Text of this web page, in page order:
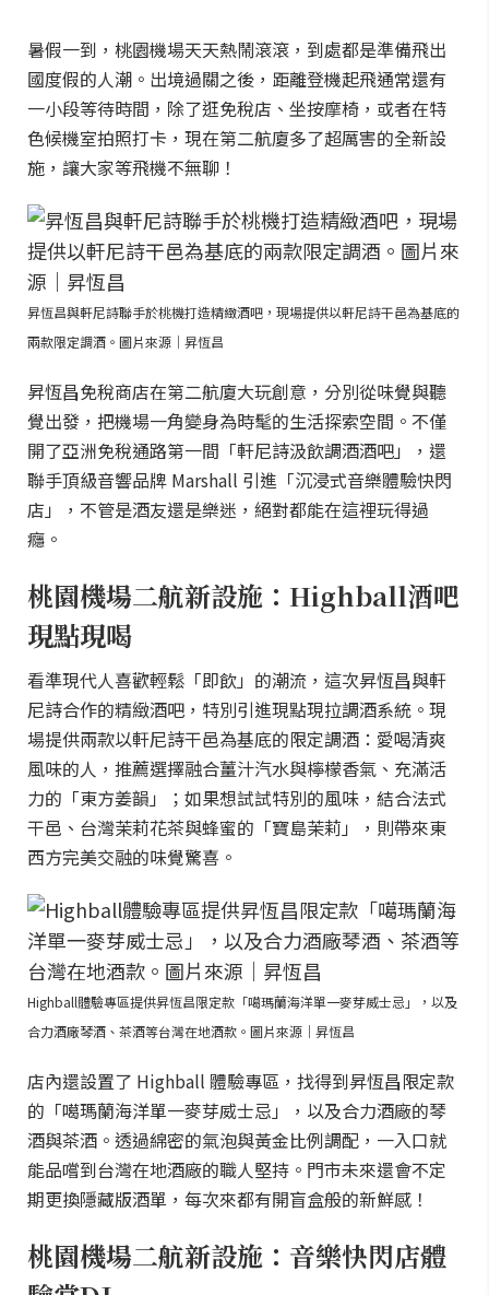
暑假一到，桃園機場天天熱鬧滾滾，到處都是準備飛出
國度假的人潮。出境過關之後，距離登機起飛通常還有
一小段等待時間，除了逛免稅店、坐按摩椅，或者在特
色候機室拍照打卡，現在第二航廈多了超厲害的全新設
施，讓大家等飛機不無聊！
昇恆昌與軒尼詩聯手於桃機打造精緻酒吧，現場提供以軒尼詩干邑為基底的
兩款限定調酒。圖片來源｜昇恆昌
昇恆昌免稅商店在第二航廈大玩創意，分別從味覺與聽
覺出發，把機場一角變身為時髦的生活探索空間。不僅
開了亞洲免稅通路第一間「軒尼詩汲飲調酒酒吧」，還
聯手頂級音響品牌 Marshall 引進「沉浸式音樂體驗快閃
店」，不管是酒友還是樂迷，絕對都能在這裡玩得過
癮。
桃園機場二航新設施：Highball酒吧
現點現喝
看準現代人喜歡輕鬆「即飲」的潮流，這次昇恆昌與軒
尼詩合作的精緻酒吧，特別引進現點現拉調酒系統。現
場提供兩款以軒尼詩干邑為基底的限定調酒：愛喝清爽
風味的人，推薦選擇融合薑汁汽水與檸檬香氣、充滿活
力的「東方姜韻」；如果想試試特別的風味，結合法式
干邑、台灣茉莉花茶與蜂蜜的「寶島茉莉」，則帶來東
西方完美交融的味覺驚喜。
Highball體驗專區提供昇恆昌限定款「噶瑪蘭海洋單一麥芽威士忌」，以及
合力酒廠琴酒、茶酒等台灣在地酒款。圖片來源｜昇恆昌
店內還設置了 Highball 體驗專區，找得到昇恆昌限定款
的「噶瑪蘭海洋單一麥芽威士忌」，以及合力酒廠的琴
酒與茶酒。透過綿密的氣泡與黃金比例調配，一入口就
能品嚐到台灣在地酒廠的職人堅持。門市未來還會不定
期更換隱藏版酒單，每次來都有開盲盒般的新鮮感！
桃園機場二航新設施：音樂快閃店體